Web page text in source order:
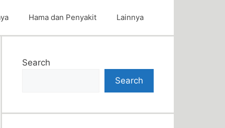
Hama dan Penyakit Lainnya
Search
Search